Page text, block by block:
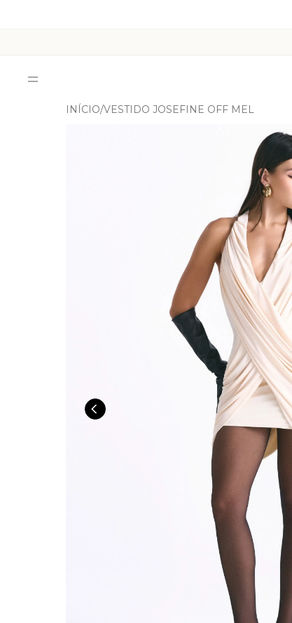
INÍCIO VESTIDO JOSEFINE OFF MEL